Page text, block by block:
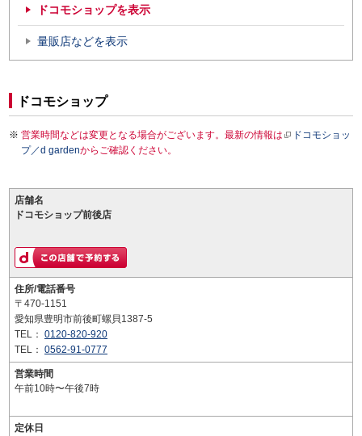
ドコモショップを表示
量販店などを表示
ドコモショップ
営業時間などは変更となる場合がございます。最新の情報は
ドコモショッ
プ／d gardenからご確認ください。
店舗名
ドコモショップ前後店
住所/電話番号
〒470-1151
愛知県豊明市前後町螺貝1387-5
TEL： 0120-820-920
TEL： 0562-91-0777
営業時間
午前10時〜午後7時
定休日